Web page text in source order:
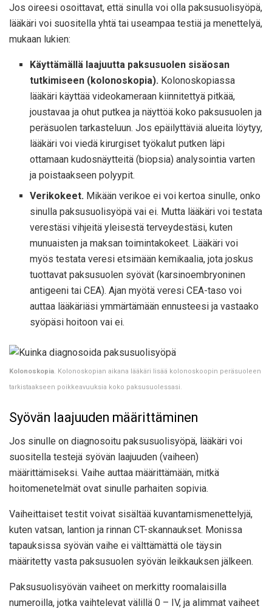
Jos oireesi osoittavat, että sinulla voi olla paksusuolisyöpä,
lääkäri voi suositella yhtä tai useampaa testiä ja menettelyä,
mukaan lukien:
Käyttämällä laajuutta paksusuolen sisäosan
tutkimiseen (kolonoskopia). Kolonoskopiassa
lääkäri käyttää videokameraan kiinnitettyä pitkää,
joustavaa ja ohut putkea ja näyttöä koko paksusuolen ja
peräsuolen tarkasteluun. Jos epäilyttäviä alueita löytyy,
lääkäri voi viedä kirurgiset työkalut putken läpi
ottamaan kudosnäytteitä (biopsia) analysointia varten
ja poistaakseen polyypit.
Verikokeet. Mikään verikoe ei voi kertoa sinulle, onko
sinulla paksusuolisyöpä vai ei. Mutta lääkäri voi testata
verestäsi vihjeitä yleisestä terveydestäsi, kuten
munuaisten ja maksan toimintakokeet. Lääkäri voi
myös testata veresi etsimään kemikaalia, jota joskus
tuottavat paksusuolen syövät (karsinoembryoninen
antigeeni tai CEA). Ajan myötä veresi CEA-taso voi
auttaa lääkäriäsi ymmärtämään ennusteesi ja vastaako
syöpäsi hoitoon vai ei.
Kolonoskopia. Kolonoskopian aikana lääkäri lisää kolonoskoopin peräsuoleen
tarkistaakseen poikkeavuuksia koko paksusuolessasi.
Syövän laajuuden määrittäminen
Jos sinulle on diagnosoitu paksusuolisyöpä, lääkäri voi
suositella testejä syövän laajuuden (vaiheen)
määrittämiseksi. Vaihe auttaa määrittämään, mitkä
hoitomenetelmät ovat sinulle parhaiten sopivia.
Vaiheittaiset testit voivat sisältää kuvantamismenettelyjä,
kuten vatsan, lantion ja rinnan CT-skannaukset. Monissa
tapauksissa syövän vaihe ei välttämättä ole täysin
määritetty vasta paksusuolen syövän leikkauksen jälkeen.
Paksusuolisyövän vaiheet on merkitty roomalaisilla
numeroilla, jotka vaihtelevat välillä 0 – IV, ja alimmat vaiheet